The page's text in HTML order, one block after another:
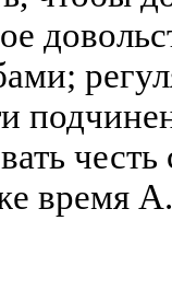
честь
время